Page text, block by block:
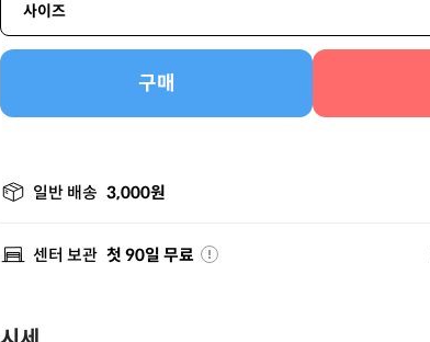
사이즈
구매
일반 배송 3,000원
센터 보관 첫 90일 무료